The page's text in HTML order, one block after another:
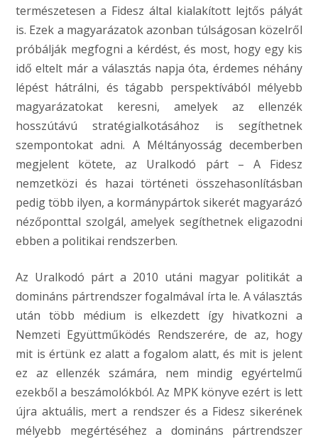
természetesen a Fidesz által kialakított lejtős pályát
is. Ezek a magyarázatok azonban túlságosan közelről
próbálják megfogni a kérdést, és most, hogy egy kis
idő eltelt már a választás napja óta, érdemes néhány
lépést hátrálni, és tágabb perspektívából mélyebb
magyarázatokat keresni, amelyek az ellenzék
hosszútávú stratégialkotásához is segíthetnek
szempontokat adni. A Méltányosság decemberben
megjelent kötete, az Uralkodó párt – A Fidesz
nemzetközi és hazai történeti összehasonlításban
pedig több ilyen, a kormánypártok sikerét magyarázó
nézőponttal szolgál, amelyek segíthetnek eligazodni
ebben a politikai rendszerben.
Az Uralkodó párt a 2010 utáni magyar politikát a
domináns pártrendszer fogalmával írta le. A választás
után több médium is elkezdett így hivatkozni a
Nemzeti Együttműködés Rendszerére, de az, hogy
mit is értünk ez alatt a fogalom alatt, és mit is jelent
ez az ellenzék számára, nem mindig egyértelmű
ezekből a beszámolókból. Az MPK könyve ezért is lett
újra aktuális, mert a rendszer és a Fidesz sikerének
mélyebb megértéséhez a domináns pártrendszer